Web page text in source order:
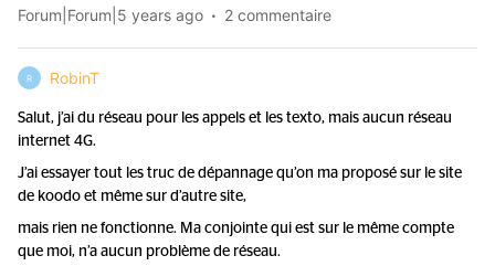
Forum|Forum|5 years ago 2 commentaire
R RobinT
Salut, j’ai du réseau pour les appels et les texto, mais aucun réseau
internet 4G.
J’ai essayer tout les truc de dépannage qu’on ma proposé sur le site
de koodo et même sur d’autre site,
mais rien ne fonctionne. Ma conjointe qui est sur le même compte
que moi, n’a aucun problème de réseau.